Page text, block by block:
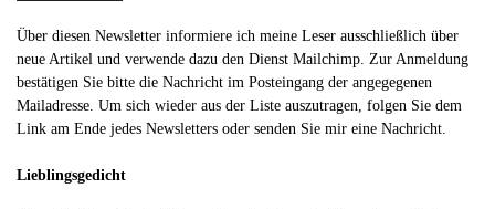
Über diesen Newsletter informiere ich meine Leser ausschließlich über
neue Artikel und verwende dazu den Dienst Mailchimp. Zur Anmeldung
bestätigen Sie bitte die Nachricht im Posteingang der angegegenen
Mailadresse. Um sich wieder aus der Liste auszutragen, folgen Sie dem
Link am Ende jedes Newsletters oder senden Sie mir eine Nachricht.
Lieblingsgedicht